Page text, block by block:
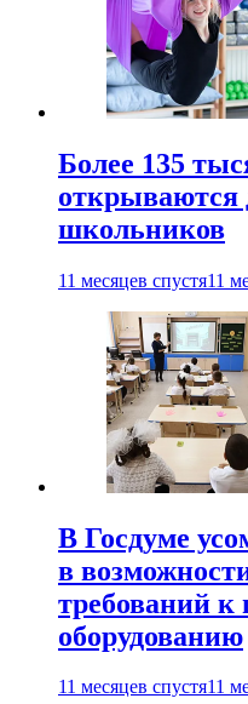
Более 135
открываются
школьников
11 месяцев спустя11
В Госдуме
в
требований
оборудованию
11 месяцев спустя11